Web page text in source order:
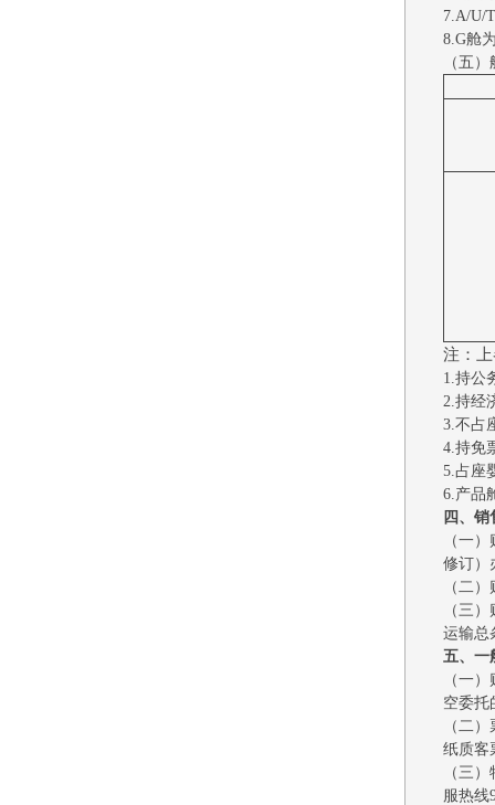
7.A/U/
8.G舱
（五
注：
1.持公
2.持经
3.不占
4.持免
5.占座
6.产品
四、销
（一
修订）
（二
（三
运输总
五、一
（一
空委托
（二
纸质客
（三
服热线